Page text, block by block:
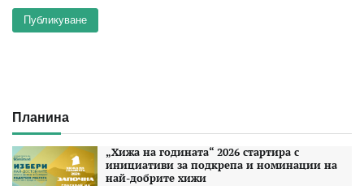
Планина
„Хижа на годината“ 2026 стартира с
инициативи за подкрепа и номинации на
най-добрите хижи